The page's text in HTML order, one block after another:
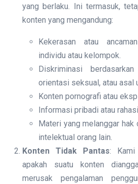
yang berlaku. Ini termasuk,
konten yang mengandung:
Kekerasan atau
individu atau kelompok.
Diskriminasi
orientasi seksual, atau asal
Konten pornografi atau
Informasi pribadi atau
Materi yang melanggar hak
intelektual orang lain.
Konten Tidak Pantas: Kami
apakah suatu konten
merusak pengalaman